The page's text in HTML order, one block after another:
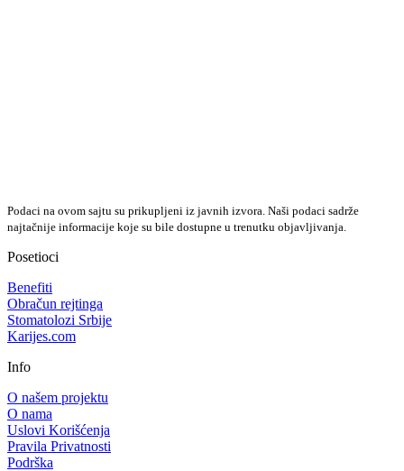
Podaci na ovom sajtu su prikupljeni iz javnih izvora. Naši podaci sadrže
najtačnije informacije koje su bile dostupne u trenutku objavljivanja.
Posetioci
Benefiti
Obračun rejtinga
Stomatolozi Srbije
Karijes.com
Info
O našem projektu
O nama
Uslovi Korišćenja
Pravila Privatnosti
Podrška